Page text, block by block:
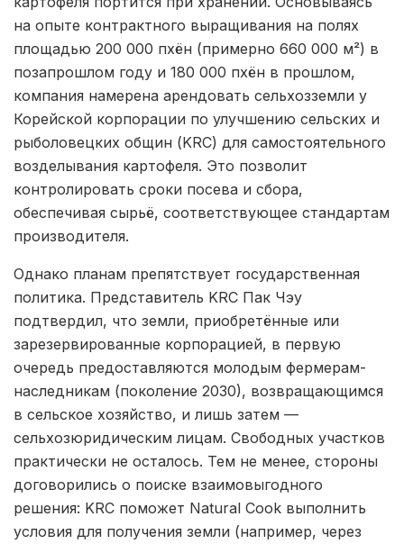
на опыте контрактного выращивания на полях
площадью 200 000 пхён (примерно 660 000 м²) в
позапрошлом году и 180 000 пхён в прошлом,
компания намерена арендовать сельхозземли у
Корейской корпорации по улучшению сельских и
рыболовецких общин (KRC) для самостоятельного
возделывания картофеля. Это позволит
контролировать сроки посева и сбора,
обеспечивая сырьё, соответствующее стандартам
производителя.
Однако планам препятствует государственная
политика. Представитель KRC Пак Чэу
подтвердил, что земли, приобретённые или
зарезервированные корпорацией, в первую
очередь предоставляются молодым фермерам-
наследникам (поколение 2030), возвращающимся
в сельское хозяйство, и лишь затем —
сельхозюридическим лицам. Свободных участков
практически не осталось. Тем не менее, стороны
договорились о поиске взаимовыгодного
решения: KRC поможет Natural Cook выполнить
условия для получения земли (например, через